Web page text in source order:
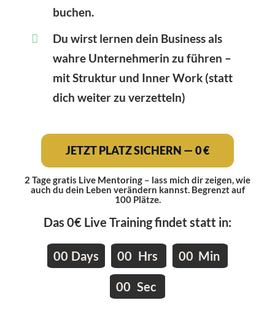
buchen.
Du wirst lernen dein Business als
wahre Unternehmerin zu führen –
mit Struktur und Inner Work (statt
dich weiter zu verzetteln)
JETZT PLATZ SICHERN — 0 €
2 Tage gratis Live Mentoring – lass mich dir zeigen, wie
auch du dein Leben verändern kannst. Begrenzt auf
100 Plätze.
Das 0€ Live Training findet statt in:
00 Days 00 Hrs 00 Min
00 Sec